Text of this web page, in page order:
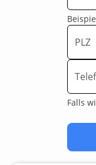
PLZ
Falls